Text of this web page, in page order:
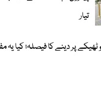
تیار
ٹھیکے پر دینے کا فیصلہ؛ کیا